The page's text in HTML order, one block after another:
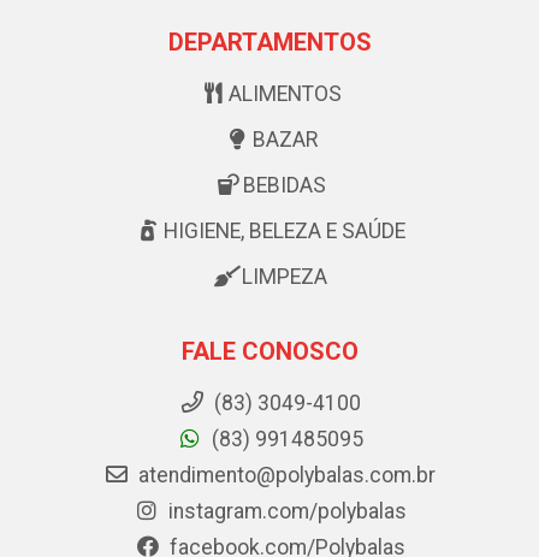
DEPARTAMENTOS
ALIMENTOS
BAZAR
BEBIDAS
HIGIENE, BELEZA E SAÚDE
LIMPEZA
FALE CONOSCO
(83) 3049-4100
(83) 991485095
atendimento@polybalas.com.br
instagram.com/polybalas
facebook.com/Polybalas